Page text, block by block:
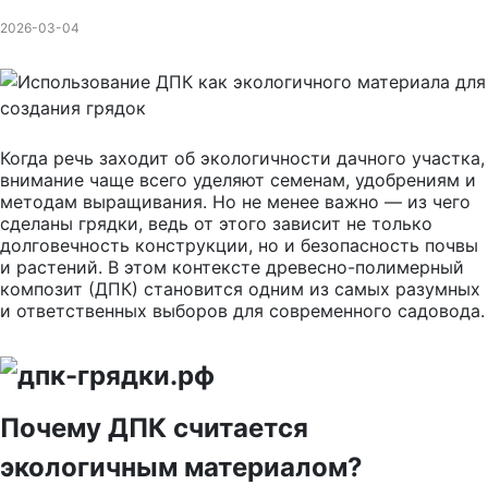
2026-03-04
Когда речь заходит об экологичности дачного участка,
внимание чаще всего уделяют семенам, удобрениям и
методам выращивания. Но не менее важно — из чего
сделаны грядки, ведь от этого зависит не только
долговечность конструкции, но и безопасность почвы
и растений. В этом контексте древесно-полимерный
композит (ДПК) становится одним из самых разумных
и ответственных выборов для современного садовода.
Почему ДПК считается
экологичным материалом?